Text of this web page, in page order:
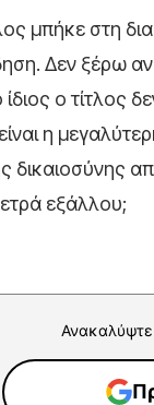
μπήκε στη
Δεν ξέρω
ίδιος ο
η
δικαιοσύνης
εξάλλου;